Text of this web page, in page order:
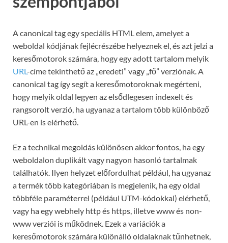
A canonical tag egy speciális HTML elem, amelyet a
weboldal kódjának fejlécrészébe helyeznek el, és azt jelzi a
keresőmotorok számára, hogy egy adott tartalom melyik
URL-címe tekinthető az „eredeti” vagy „fő” verziónak. A
canonical tag így segít a keresőmotoroknak megérteni,
hogy melyik oldal legyen az elsődlegesen indexelt és
rangsorolt verzió, ha ugyanaz a tartalom több különböző
URL-en is elérhető.
Ez a technikai megoldás különösen akkor fontos, ha egy
weboldalon duplikált vagy nagyon hasonló tartalmak
találhatók. Ilyen helyzet előfordulhat például, ha ugyanaz
a termék több kategóriában is megjelenik, ha egy oldal
többféle paraméterrel (például UTM-kódokkal) elérhető,
vagy ha egy webhely http és https, illetve www és non-
www verziói is működnek. Ezek a variációk a
keresőmotorok számára különálló oldalaknak tűnhetnek,